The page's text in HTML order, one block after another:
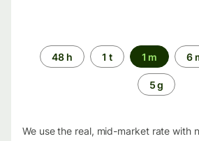
Time
period
48 h 1 t 1 m 6
5 g
We use the real, mid-market rate with